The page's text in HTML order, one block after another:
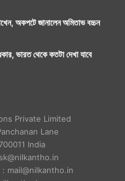
অকপটে জানালেন অমিতাভ বচ্চন
ভারত থেকে কতটা দেখা যাবে
Private Limited
Lane
India
mail@nilkantho.in